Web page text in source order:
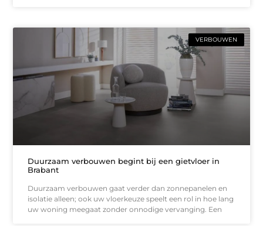
VERBOUWEN
Duurzaam verbouwen begint bij een gietvloer in
Brabant
Duurzaam verbouwen gaat verder dan zonnepanelen en
isolatie alleen; ook uw vloerkeuze speelt een rol in hoe lang
uw woning meegaat zonder onnodige vervanging. Een